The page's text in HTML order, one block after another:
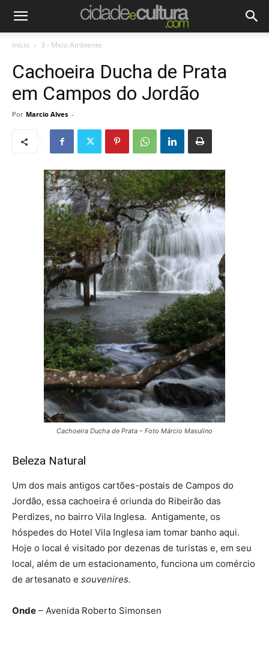
Início 3 - Meio Ambiente
Cachoeira Ducha de Prata
em Campos do Jordão
Por Marcio Alves -
Cachoeira Ducha de Prata – Foto Márcio Masulino
Beleza Natural
Um dos mais antigos cartões-postais de Campos do
Jordão, essa cachoeira é oriunda do Ribeirão das
Perdizes, no bairro Vila Inglesa. Antigamente, os
hóspedes do Hotel Vila Inglesa iam tomar banho aqui.
Hoje o local é visitado por dezenas de turistas e, em seu
local, além de um estacionamento, funciona um comércio
de artesanato e souvenires.
Onde – Avenida Roberto Simonsen